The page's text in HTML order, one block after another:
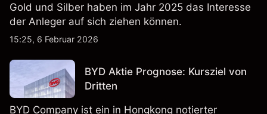
Gold und Silber haben im Jahr 2025 das Interesse
der Anleger auf sich ziehen können.
15:25, 6 Februar 2026
BYD Aktie Prognose: Kursziel von
Dritten
BYD Company ist ein in Hongkong notierter